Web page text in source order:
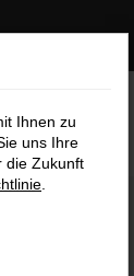
Ihnen zu
uns Ihre
die Zukunft